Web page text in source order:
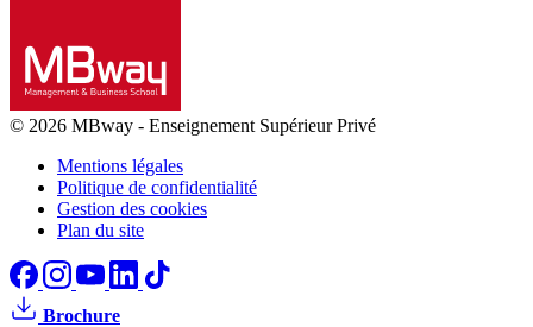
© 2026 MBway - Enseignement Supérieur Privé
Mentions légales
Politique de confidentialité
Gestion des cookies
Plan du site
Brochure